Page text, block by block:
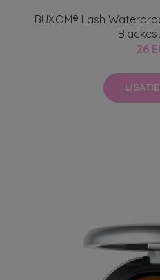
BUXOM® Lash
26